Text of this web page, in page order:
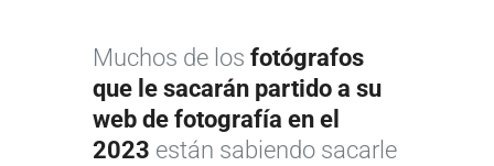
Muchos de los fotógrafos
que le sacarán partido a su
web de fotografía en el
2023 están sabiendo sacarle